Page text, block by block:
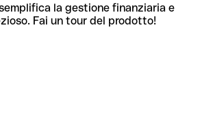
la gestione finanziaria e
Fai un tour del prodotto!